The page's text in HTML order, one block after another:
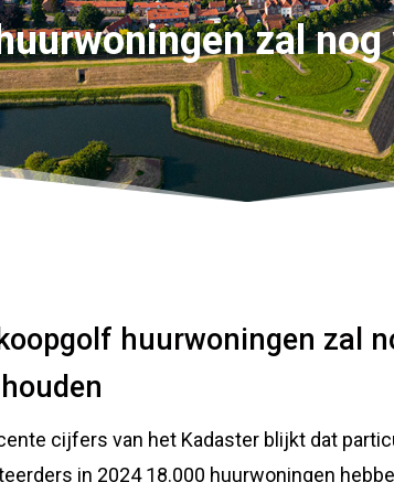
zal
huurwoningen zal
cijfers van het Kadaster blijkt dat
in 2024 18.000 huurwoningen